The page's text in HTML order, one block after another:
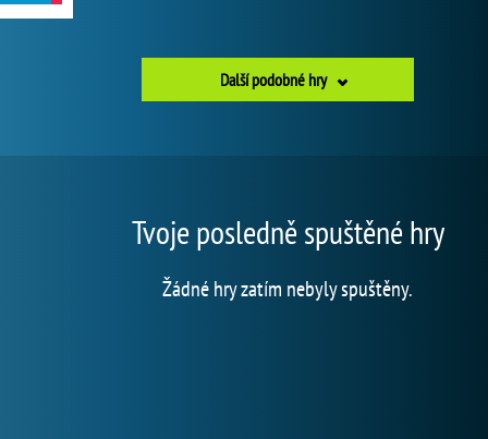
Další podobné hry
Tvoje posledně spuštěné hry
Žádné hry zatím nebyly spuštěny.